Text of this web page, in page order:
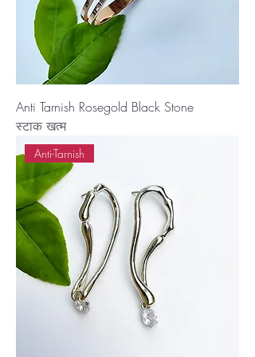
Anti Tarnish Rosegold Black Stone
स्टाक खत्म
Anti-Tarnish